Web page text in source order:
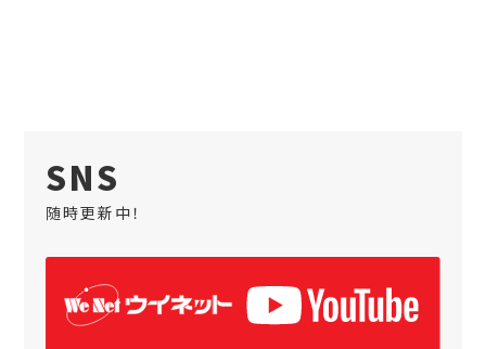
SNS
随時更新中！